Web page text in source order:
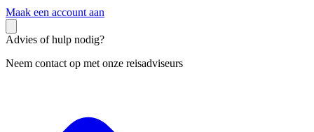
Maak een account aan
Advies of hulp nodig?
Neem contact op met onze reisadviseurs